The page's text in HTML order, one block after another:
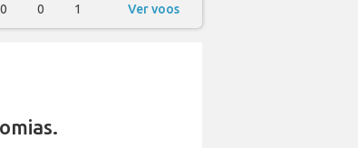
0 0 1 Ver voos